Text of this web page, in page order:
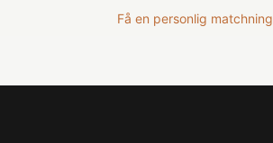
Få en personlig matchning